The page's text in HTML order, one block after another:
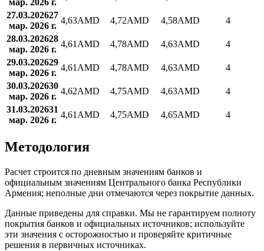
мар. 2026 г.
27.03.202627
мар. 2026 г.
4,63AMD 4,72AMD 4,58AMD
4
28.03.202628
мар. 2026 г.
4,61 AMD 4,78AMD 4,63AMD
4
29.03.202629
мар. 2026 г.
4,61 AMD 4,78AMD 4,63AMD
4
30.03.202630
мар. 2026 г.
4,62AMD 4,75AMD 4,63AMD
4
31.03.202631
мар. 2026 г.
4,61 AMD 4,75AMD 4,65AMD 4
Методология
Расчет строится по дневным значениям банков и
официальным значениям Центрального банка Республики
Армения; неполные дни отмечаются через покрытие данных.
Данные приведены для справки. Мы не гарантируем полноту
покрытия банков и официальных источников; используйте
эти значения с осторожностью и проверяйте критичные
решения в первичных источниках.